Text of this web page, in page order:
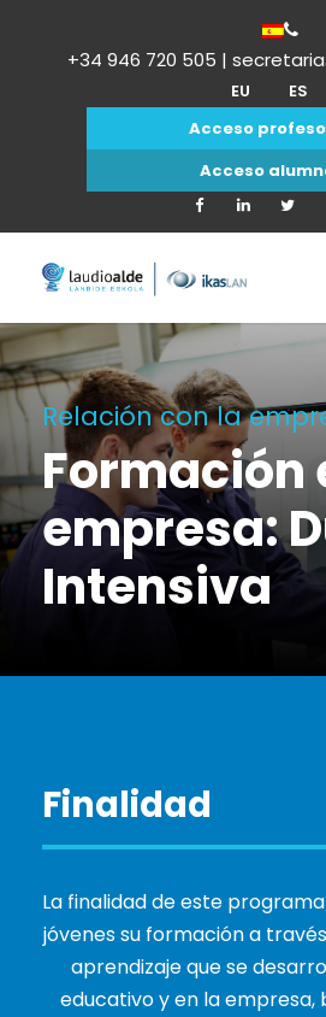
+34 946 720 505 |
EU
ES
Acceso
Acceso
Relación con la
Formación
empresa:
Intensiva
Finalidad
La finalidad de este
jóvenes su formación a
aprendizaje que se
educativo y en la